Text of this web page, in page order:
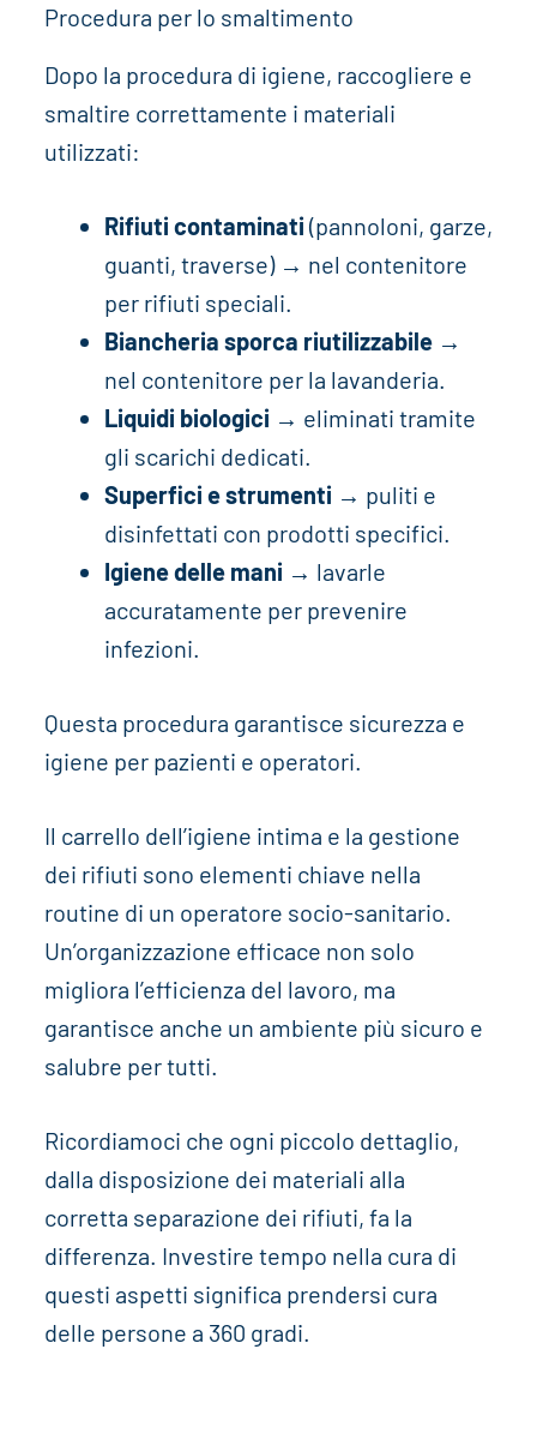
Procedura per lo smaltimento
Dopo la procedura di igiene, raccogliere e
smaltire correttamente i materiali
utilizzati:
Rifiuti contaminati (pannoloni, garze,
guanti, traverse) → nel contenitore
per rifiuti speciali.
Biancheria sporca riutilizzabile→
nel contenitore per la lavanderia.
Liquidi biologici → eliminati tramite
gli scarichi dedicati.
Superfici e strumenti → puliti e
disinfettati con prodotti specifici.
Igiene delle mani → lavarle
accuratamente per prevenire
infezioni.
Questa procedura garantisce sicurezza e
igiene per pazienti e operatori.
Il carrello dell’igiene intima e la gestione
dei rifiuti sono elementi chiave nella
routine di un operatore socio-sanitario.
Un’organizzazione efficace non solo
migliora l’efficienza del lavoro, ma
garantisce anche un ambiente più sicuro e
salubre per tutti.
Ricordiamoci che ogni piccolo dettaglio,
dalla disposizione dei materiali alla
corretta separazione dei rifiuti, fa la
differenza. Investire tempo nella cura di
questi aspetti significa prendersi cura
delle persone a 360 gradi.